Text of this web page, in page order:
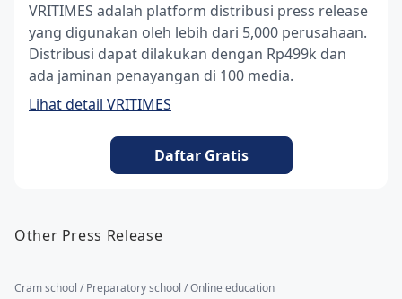
VRITIMES adalah platform distribusi press release
yang digunakan oleh lebih dari 5,000 perusahaan.
Distribusi dapat dilakukan dengan Rp499k dan
ada jaminan penayangan di 100 media.
Lihat detail VRITIMES
Daftar Gratis
Other Press Release
Cram school / Preparatory school / Online education